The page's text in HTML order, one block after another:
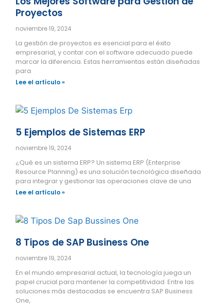
Proyectos
noviembre 19, 2024
La gestión de proyectos es esencial para el éxito
empresarial, y contar con el software adecuado puede
marcar la diferencia. Estas herramientas están diseñadas
para
Lee el artículo »
5 Ejemplos de Sistemas ERP
noviembre 19, 2024
¿Qué es un sistema ERP? Un sistema ERP (Enterprise
Resource Planning) es una solución tecnológica diseñada
para integrar y gestionar las operaciones clave de una
Lee el artículo »
8 Tipos de SAP Business One
noviembre 19, 2024
En el mundo empresarial actual, la tecnología juega un
papel crucial para mantener la competitividad. Entre las
soluciones más destacadas se encuentra SAP Business
One,